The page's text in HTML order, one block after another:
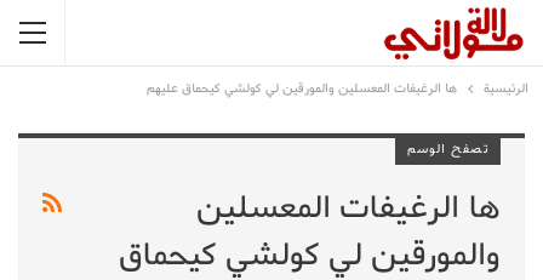
الرئيسية ها الرغيفات المعسلين والمورقين لي كولشي كيحماق عليهم
تصفح الوسم
ها الرغيفات المعسلين
والمورقين لي كولشي كيحماق